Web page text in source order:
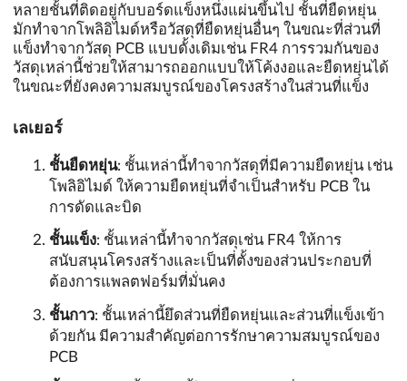
หลายชั้นที่ติดอยู่กับบอร์ดแข็งหนึ่งแผ่นขึ้นไป ชั้นที่ยืดหยุ่น
มักทำจากโพลิอิไมด์หรือวัสดุที่ยืดหยุ่นอื่นๆ ในขณะที่ส่วนที่
แข็งทำจากวัสดุ PCB แบบดั้งเดิมเช่น FR4 การรวมกันของ
วัสดุเหล่านี้ช่วยให้สามารถออกแบบให้โค้งงอและยืดหยุ่นได้
ในขณะที่ยังคงความสมบูรณ์ของโครงสร้างในส่วนที่แข็ง
เลเยอร์
ชั้นยืดหยุ่น: ชั้นเหล่านี้ทำจากวัสดุที่มีความยืดหยุ่น เช่น
โพลิอิไมด์ ให้ความยืดหยุ่นที่จำเป็นสำหรับ PCB ใน
การดัดและบิด
ชั้นแข็ง: ชั้นเหล่านี้ทำจากวัสดุเช่น FR4 ให้การ
สนับสนุนโครงสร้างและเป็นที่ตั้งของส่วนประกอบที่
ต้องการแพลตฟอร์มที่มั่นคง
ชั้นกาว: ชั้นเหล่านี้ยึดส่วนที่ยืดหยุ่นและส่วนที่แข็งเข้า
ด้วยกัน มีความสำคัญต่อการรักษาความสมบูรณ์ของ
PCB